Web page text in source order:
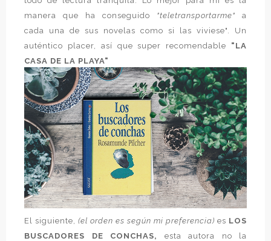
manera que ha conseguido "teletransportarme" a
cada una de sus novelas como si las viviese". Un
auténtico placer, así que super recomendable "LA
CASA DE LA PLAYA"
El siguiente, (el orden es según mi preferencia) es LOS
BUSCADORES DE CONCHAS, esta autora no la